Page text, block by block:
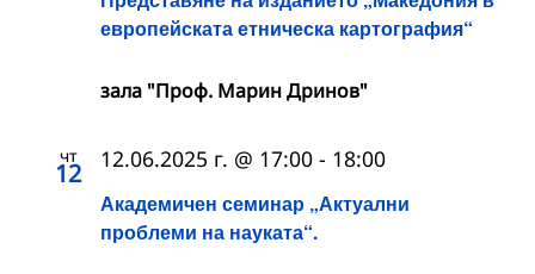
европейската етническа картография“
зала "Проф. Марин Дринов"
чт
12
Академичен семинар „Актуални
проблеми на науката“.
12.06.2025 г. @ 17:00 - 18:00